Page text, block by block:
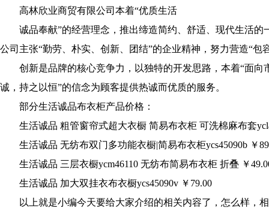
高林欣业商贸有限公司本着“优质生活
诚品奉献”的经营理念，推出缔造简约、舒适、现代生活的
公司主张“勤劳、朴实、创新、团结”的企业精神，努力营造“包
创新是品牌的核心竞争力，以独特的开发思路，本着“面向
诚，持之以恒”的信念为顾客提供热诚而优质的服务。
部分生活诚品布衣柜产品价格：
生活诚品 粗管窗帘式超大衣橱 简易布衣柜 可洗棉麻布套
生活诚品 无纺布双门多功能衣橱|简易布衣柜ycs45090b ￥
生活诚品 三层衣橱ycm46110 无纺布简易布衣柜 折叠 ￥
生活诚品 加大双挂衣布衣橱ycs45090v ￥79.00
以上就是小编今天要给大家介绍的相关内容了，怎么样，